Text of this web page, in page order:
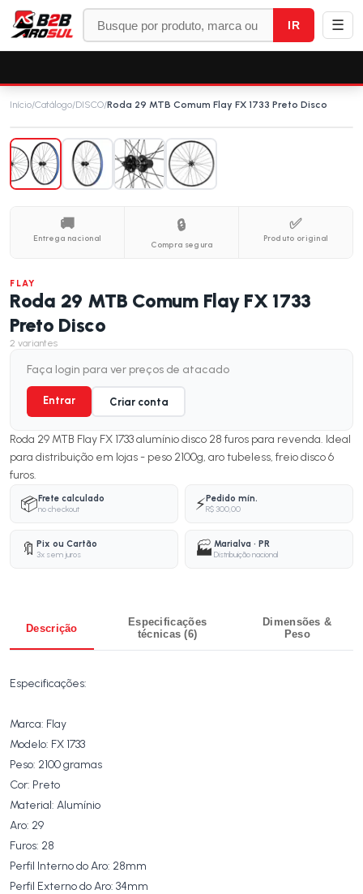
IR ☰
Início/Catálogo/DISCO/Roda 29 MTB Comum Flay FX 1733 Preto Disco
🚚
Entrega nacional
🔒
Compra segura
✅
Produto original
FLAY
Roda 29 MTB Comum Flay FX 1733
Preto Disco
2 variantes
Faça login para ver preços de atacado
Entrar Criar conta
Roda 29 MTB Flay FX 1733 alumínio disco 28 furos para revenda. Ideal
para distribuição em lojas - peso 2100g, aro tubeless, freio disco 6
furos.
📦Frete calculado
no checkout
⚡Pedido mín.
R$ 300,00
🔖 Pix ou Cartão
3x sem juros
🏭 Marialva · PR
Distribuição nacional
Descrição
Especificações
técnicas (6)
Dimensões &
Peso
Especificações:
Marca: Flay
Modelo: FX 1733
Peso: 2100 gramas
Cor: Preto
Material: Alumínio
Aro: 29
Furos: 28
Perfil Interno do Aro: 28mm
Perfil Externo do Aro: 34mm